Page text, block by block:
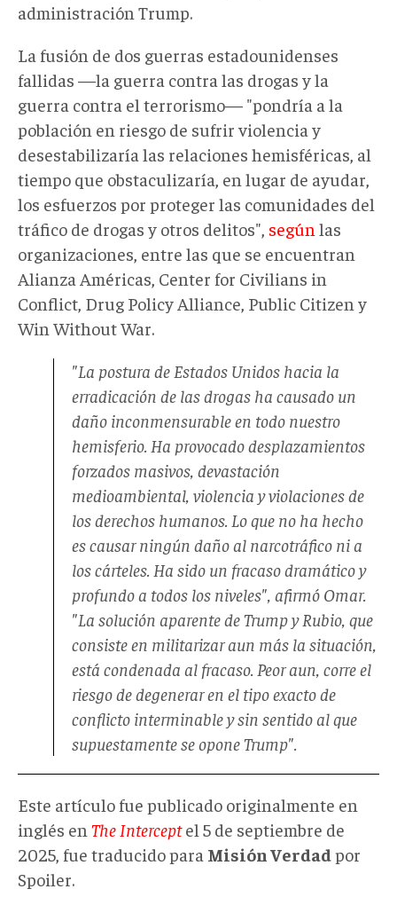
administración Trump.
La fusión de dos guerras estadounidenses
fallidas —la guerra contra las drogas y la
guerra contra el terrorismo— "pondría a la
población en riesgo de sufrir violencia y
desestabilizaría las relaciones hemisféricas, al
tiempo que obstaculizaría, en lugar de ayudar,
los esfuerzos por proteger las comunidades del
tráfico de drogas y otros delitos", según las
organizaciones, entre las que se encuentran
Alianza Américas, Center for Civilians in
Conflict, Drug Policy Alliance, Public Citizen y
Win Without War.
"La postura de Estados Unidos hacia la
erradicación de las drogas ha causado un
daño inconmensurable en todo nuestro
hemisferio. Ha provocado desplazamientos
forzados masivos, devastación
medioambiental, violencia y violaciones de
los derechos humanos. Lo que no ha hecho
es causar ningún daño al narcotráfico ni a
los cárteles. Ha sido un fracaso dramático y
profundo a todos los niveles", afirmó Omar.
"La solución aparente de Trump y Rubio, que
consiste en militarizar aun más la situación,
está condenada al fracaso. Peor aun, corre el
riesgo de degenerar en el tipo exacto de
conflicto interminable y sin sentido al que
supuestamente se opone Trump".
Este artículo fue publicado originalmente en
inglés en The Interceptel 5 de septiembre de
2025, fue traducido para Misión Verdadpor
Spoiler.